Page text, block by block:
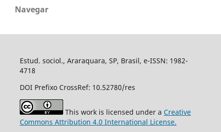
Navegar
Estud. sociol., Araraquara, SP, Brasil, e-ISSN: 1982-
4718
DOI Prefixo CrossRef: 10.52780/res
This work is licensed under a Creative
Commons Attribution 4.0 International License.